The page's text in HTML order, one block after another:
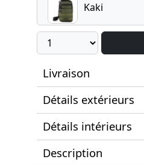
Kaki
Livraison
Détails extérieurs
Détails intérieurs
Description